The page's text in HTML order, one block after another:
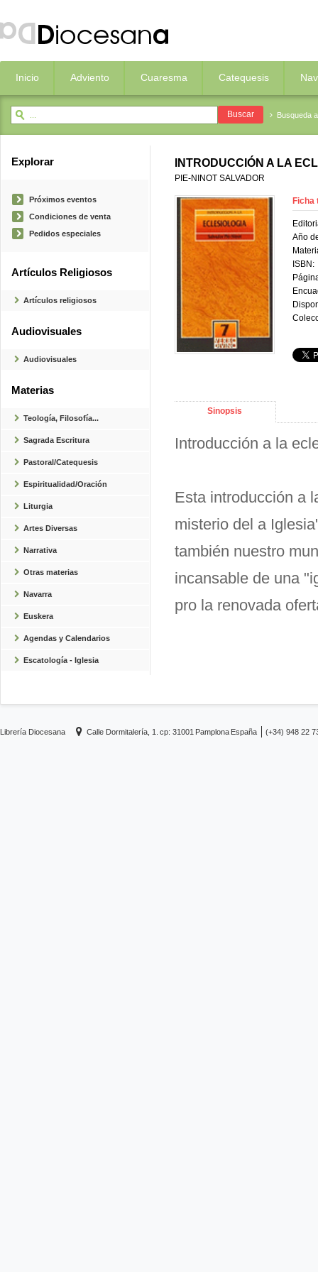
Inicio Adviento Cuaresma Catequesis
Busqueda
Explorar
Próximos eventos
Condiciones de venta
Pedidos especiales
Artículos Religiosos
Artículos religiosos
Audiovisuales
Audiovisuales
Materias
Teología, Filosofía...
Sagrada Escritura
Pastoral/Catequesis
Espiritualidad/Oración
Liturgia
Artes Diversas
Narrativa
Otras materias
Navarra
Euskera
Agendas y Calendarios
Escatología - Iglesia
INTRODUCCIÓN A LA
PIE-NINOT SALVADOR
Ficha
Año
ISBN:
Sinopsis
Introducción a la
Esta introducción a
misterio del a
también nuestro
incansable de una
pro la renovada
Librería Diocesana Calle Dormitalería, 1. cp: 31001 Pamplona España (+34) 948 22